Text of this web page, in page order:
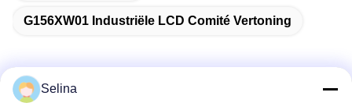
G156XW01 Industriële LCD Comité Vertoning
Selina